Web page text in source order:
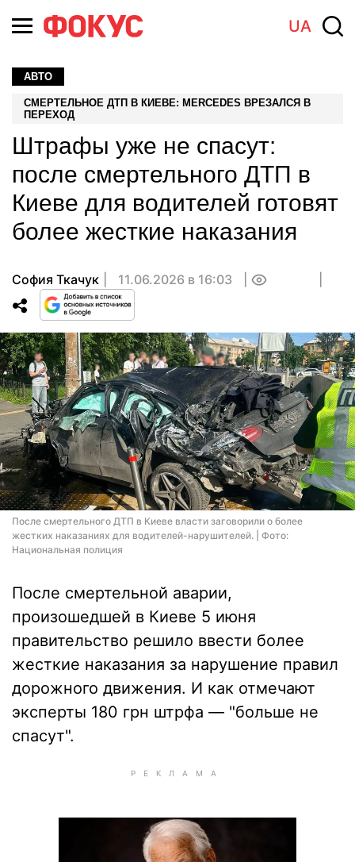
UA
АВТО
СМЕРТЕЛЬНОЕ ДТП В КИЕВЕ: MERCEDES ВРЕЗАЛСЯ В
ПЕРЕХОД
Штрафы уже не спасут:
после смертельного ДТП в
Киеве для водителей готовят
более жесткие наказания
София Ткачук 11.06.2026 в 16:03
После смертельного ДТП в Киеве власти заговорили о более
жестких наказаниях для водителей-нарушителей. | Фото:
Национальная полиция
После смертельной аварии,
произошедшей в Киеве 5 июня
правительство решило ввести более
жесткие наказания за нарушение правил
дорожного движения. И как отмечают
эксперты 180 грн штрфа — "больше не
спасут".